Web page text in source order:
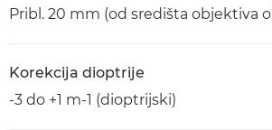
Pribl. 20 mm (od središta objektiva
Korekcija dioptrije
-3 do +1 m-1 (dioptrijski)